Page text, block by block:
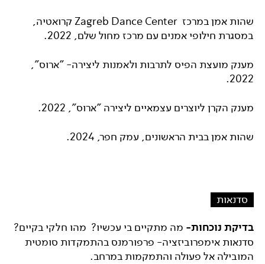
שהות אמן במרכז
Zagreb Dance Center קרואטיה,
במסגרת חילופי אמנים עם מרכז מחול שלם, 2022.
מענק מועצת הפיס לתרבות ולאמנות ליצירה- "ארוס",
2022.
מענק הקרן ליוצרים עצמאיים ליצירה "ארוס", 2022.
שהות אמן בבית הראשונים, עמק חפר, 2024.
סדנאות
בדיקת נוכחות- מה מתקיים בי עכשיו? מהו חלקי בקיים?
סדנאות אימפרוביזציה- פרפורמנס בהתמקדות סומטית
המובילה אל פעולה והתמקמות במרחב.